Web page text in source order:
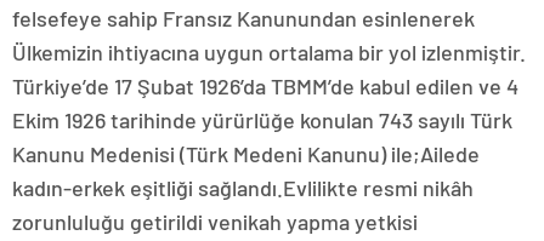
felsefeye sahip Fransız Kanunundan esinlenerek
Ülkemizin ihtiyacına uygun ortalama bir yol izlenmiştir.
Türkiye’de 17 Şubat 1926’da TBMM’de kabul edilen ve 4
Ekim 1926 tarihinde yürürlüğe konulan 743 sayılı Türk
Kanunu Medenisi (Türk Medeni Kanunu) ile;Ailede
kadın-erkek eşitliği sağlandı.Evlilikte resmi nikâh
zorunluluğu getirildi venikah yapma yetkisi